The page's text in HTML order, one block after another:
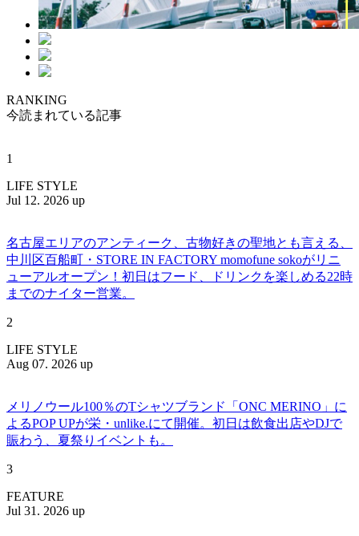
RANKING
今読まれている記事
1
LIFE STYLE
Jul 12. 2026 up
名古屋エリアのアンティーク、古物好きの聖地とも言える、
中川区百船町・STORE IN FACTORY momofune sokoがリニ
ューアルオープン！初日はフード、ドリンクを楽しめる22時
までのナイター営業。
2
LIFE STYLE
Aug 07. 2026 up
メリノウール100％のTシャツブランド「ONC MERINO」に
よるPOP UPが栄・unlike.にて開催。初日は飲食出店やDJで
賑わう、夏祭りイベントも。
3
FEATURE
Jul 31. 2026 up